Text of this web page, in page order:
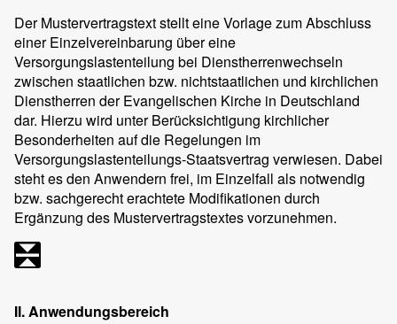
Der Mustervertragstext stellt eine Vorlage zum Abschluss
einer Einzelvereinbarung über eine
Versorgungslastenteilung bei Dienstherrenwechseln
zwischen staatlichen bzw. nichtstaatlichen und kirchlichen
Dienstherren der Evangelischen Kirche in Deutschland
dar. Hierzu wird unter Berücksichtigung kirchlicher
Besonderheiten auf die Regelungen im
Versorgungslastenteilungs-Staatsvertrag verwiesen. Dabei
steht es den Anwendern frei, im Einzelfall als notwendig
bzw. sachgerecht erachtete Modifikationen durch
Ergänzung des Mustervertragstextes vorzunehmen.
II. Anwendungsbereich